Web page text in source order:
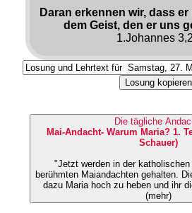
Daran erkennen wir, dass
dem Geist, den er uns
1.Johannes
Losung kopieren
Die tägliche
Mai-Andacht- Warum Maria? 1. Teil (von Rosemarie
Schauer)
"Jetzt werden in der
berühmten Maiandachten gehalten. Diese Andachten dienen
dazu Maria hoch zu heben und ihr
(mehr)